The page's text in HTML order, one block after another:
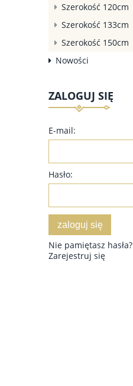
Szerokość 120cm
Szerokość 133cm
Szerokość 150cm
Nowości
ZALOGUJ SIĘ
E-mail:
Hasło:
zaloguj się
Nie pamiętasz hasła?
Zarejestruj się